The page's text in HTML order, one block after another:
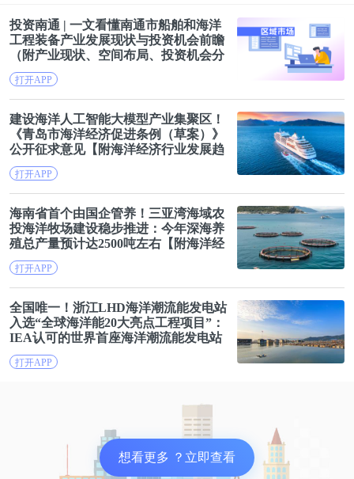
于是乎，房产巨头、旅游企业、互联网公司等一哄而
上，高调公开“小镇计划”，动辄百亿、千亿的投资数
额，真实演绎人有多大胆、地有多大产。
在政府和企业双向推动下，遍地开花的“特色小镇”功
能定位也较为多样，主要分为历史文化型、生态旅游
型和新兴产业型。
作为发起者的浙江，充分发挥带头作用，梦想小镇、
基金小镇、艺术小镇等开展得风生水起。
事实上，在发展特色小镇上，杭州的优势可谓得天独
厚。既有阿里巴巴、网易、华为等巨头产生足够的辐
射力，巨大的需求自然要用更多的空间载体;恰好外
围地区面临村庄改造，能整理出大量地块，两者一拍
但其并不具备可复制性，对于欠发达地区而言，中心
投资南通 | 一文看懂南通市船舶和海洋
工程装备产业发展现状与投资机会前瞻
（附产业现状、空间布局、投资机会分
析等）
打开APP
建设海洋人工智能大模型产业集聚区！
《青岛市海洋经济促进条例（草案）》
公开征求意见【附海洋经济行业发展趋
势分析】
打开APP
海南省首个由国企管养！三亚湾海域农
投海洋牧场建设稳步推进：今年深海养
殖总产量预计达2500吨左右【附海洋经
济细分市场
打开APP
全国唯一！浙江LHD海洋潮流能发电站
入选“全球海洋能20大亮点工程项目”：
IEA认可的世界首座海洋潮流能发电站
【附海洋
打开APP
想看更多 ？立即查看